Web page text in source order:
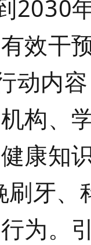
年
效干
内容
构、
康知
刷牙
为。